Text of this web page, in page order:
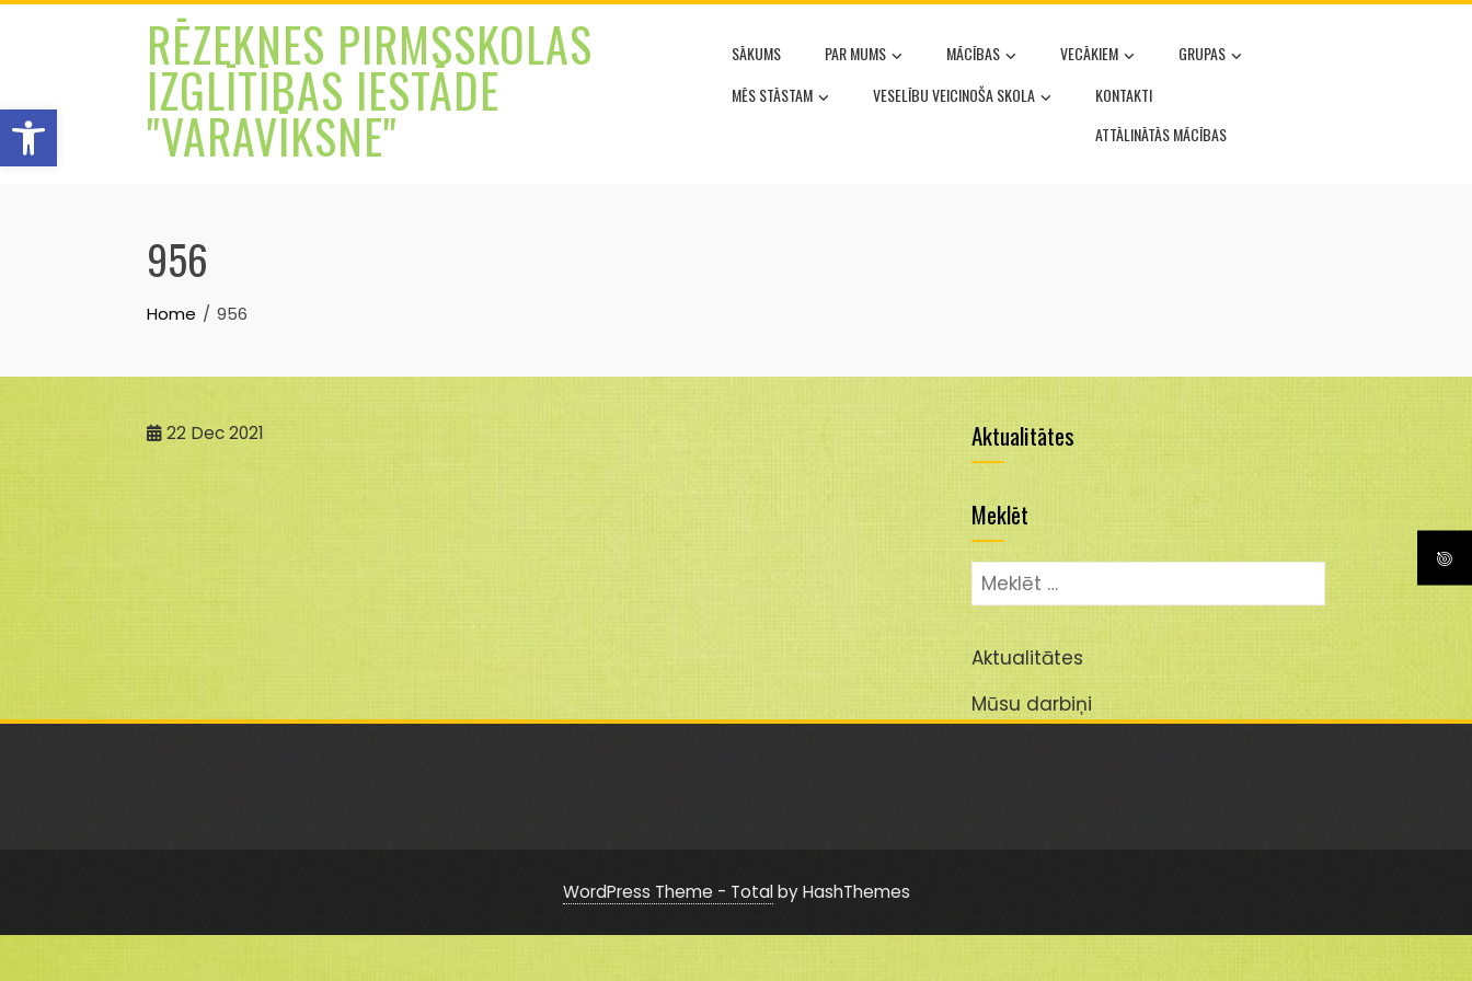
Open toolbar
Skip
RĒZEKNES PIRMSSKOLAS
IZGLĪTĪBAS IESTĀDE
"VARAVĪKSNE"
SĀKUMS PAR MUMS MĀCĪBAS VECĀKIEM
GRUPAS
MĒS STĀSTAM
VESELĪBU VEICINOŠA SKOLA
KONTAKTI
ATTĀLINĀTĀS MĀCĪBAS
956
Home 956
22 Dec 2021 Aktualitātes
Meklēt
Meklēt:
Aktualitātes
Mūsu darbiņi
WordPress Theme - Totalby HashThemes